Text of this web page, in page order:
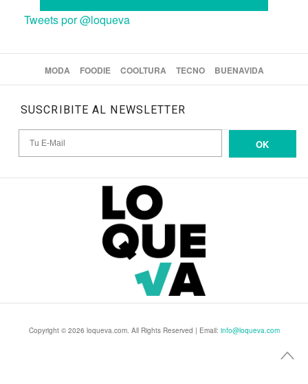
Tweets por @loqueva
MODA FOODIE COOLTURA TECNO BUENAVIDA
SUSCRIBITE AL NEWSLETTER
OK
Copyright © 2026 loqueva.com. All Rights Reserved | Email: info@loqueva.com